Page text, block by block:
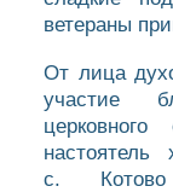
ветераны
От лица
участие
с.